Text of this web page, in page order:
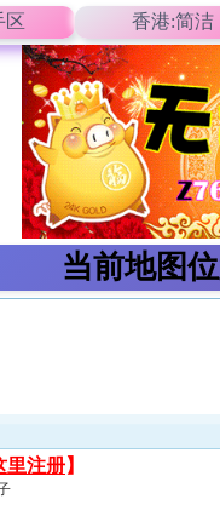
区 香港:简洁
当前地图
里注册】